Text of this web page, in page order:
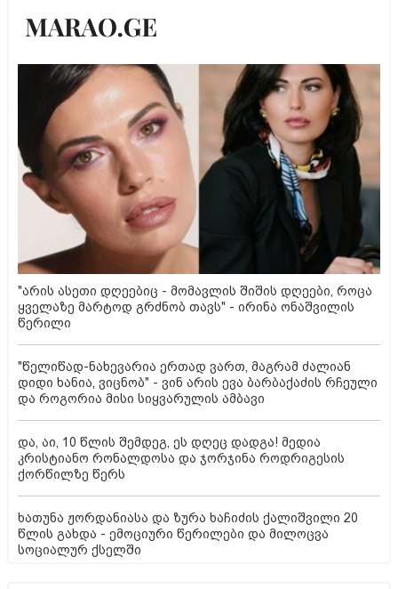
"არის ასეთი დღეებიც - მომავლის შიშის დღეები, როცა
ყველაზე მარტოდ გრძნობ თავს" - ირინა ონაშვილის
წერილი
"წელიწად-ნახევარია ერთად ვართ, მაგრამ ძალიან
დიდი ხანია, ვიცნობ" - ვინ არის ევა ბარბაქაძის რჩეული
და როგორია მისი სიყვარულის ამბავი
და, აი, 10 წლის შემდეგ, ეს დღეც დადგა! მედია
კრისტიანო რონალდოსა და ჯორჯინა როდრიგესის
ქორწილზე წერს
ხათუნა ჟორდანიასა და ზურა ხაჩიძის ქალიშვილი 20
წლის გახდა - ემოციური წერილები და მილოცვა
სოციალურ ქსელში